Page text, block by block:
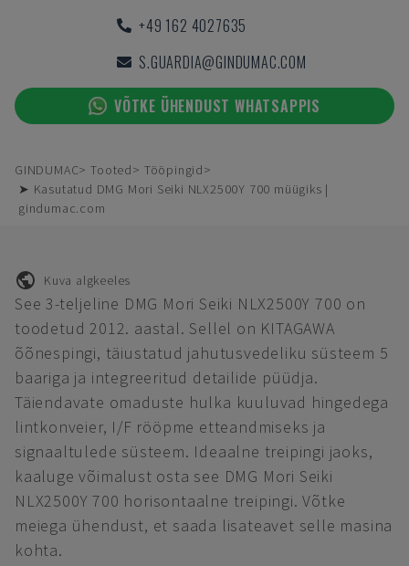
+49 162 4027635
S.GUARDIA@GINDUMAC.COM
VÕTKE ÜHENDUST WHATSAPPIS
GINDUMAC Tooted
Tööpingid
➤ Kasutatud DMG Mori Seiki NLX2500Y 700 müügiks |
gindumac.com
Kuva algkeeles
See 3-teljeline DMG Mori Seiki NLX2500Y 700 on
toodetud 2012. aastal. Sellel on KITAGAWA
õõnespingi, täiustatud jahutusvedeliku süsteem 5
baariga ja integreeritud detailide püüdja.
Täiendavate omaduste hulka kuuluvad hingedega
lintkonveier, I/F rööpme etteandmiseks ja
signaaltulede süsteem. Ideaalne treipingi jaoks,
kaaluge võimalust osta see DMG Mori Seiki
NLX2500Y 700 horisontaalne treipingi. Võtke
meiega ühendust, et saada lisateavet selle masina
kohta.